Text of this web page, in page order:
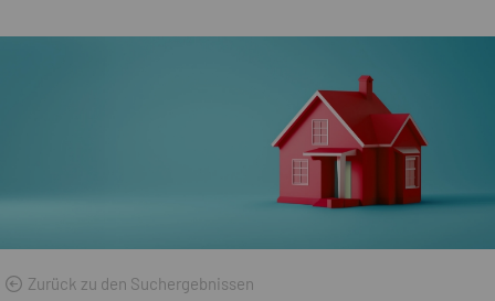
Zurück zu den Suchergebnissen